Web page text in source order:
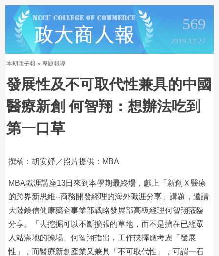
569
2019.12.27
本期電子報 » 專題報導
發展性及不可取代性兼具的中國
醫療新創 何智翔：想辦法吃到
第一口草
撰稿：胡安妤／照片提供：MBA
MBA職涯講座13日來到本學期最終場，獻上「新創Ｘ醫療
的跨界新思維--商務開發經理的海外職涯分享」講題，邀請
大陸鎂信健康藥企事業部戰略發展部高級經理何智翔蒞臨
分享。「去挖掘可以不斷擴張的草地，而不是擠在已經眾
人站滿地的操場」何智翔指出，工作抉擇應考慮「發展
性」，而醫療新創產業又兼具「不可取代性」，可謂一石